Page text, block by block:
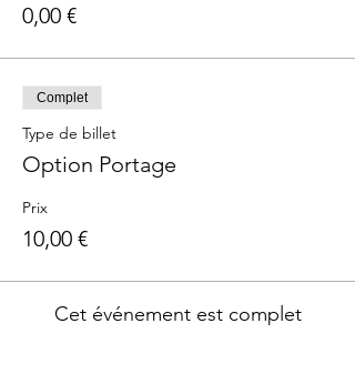
0,00 €
Complet
Type de billet
Option Portage
Prix
10,00 €
Cet événement est complet